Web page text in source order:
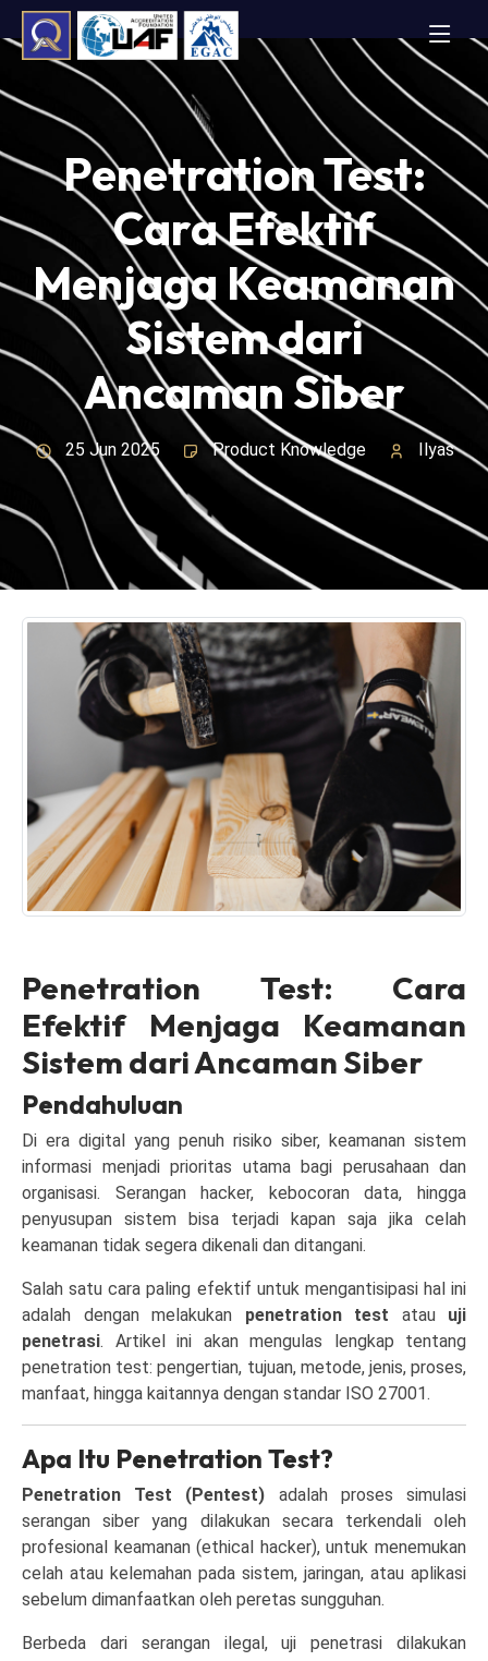
Penetration Test:
Cara Efektif
Menjaga Keamanan
Sistem dari
Ancaman Siber
25 Jun 2025 Product Knowledge Ilyas
Penetration Test: Cara
Efektif Menjaga Keamanan
Sistem dari Ancaman Siber
Pendahuluan
Di era digital yang penuh risiko siber, keamanan sistem
informasi menjadi prioritas utama bagi perusahaan dan
organisasi. Serangan hacker, kebocoran data, hingga
penyusupan sistem bisa terjadi kapan saja jika celah
keamanan tidak segera dikenali dan ditangani.
Salah satu cara paling efektif untuk mengantisipasi hal ini
adalah dengan melakukan penetration test atau uji
penetrasi. Artikel ini akan mengulas lengkap tentang
penetration test: pengertian, tujuan, metode, jenis, proses,
manfaat, hingga kaitannya dengan standar ISO 27001.
Apa Itu Penetration Test?
Penetration Test (Pentest) adalah proses simulasi
serangan siber yang dilakukan secara terkendali oleh
profesional keamanan (ethical hacker), untuk menemukan
celah atau kelemahan pada sistem, jaringan, atau aplikasi
sebelum dimanfaatkan oleh peretas sungguhan.
Berbeda dari serangan ilegal, uji penetrasi dilakukan